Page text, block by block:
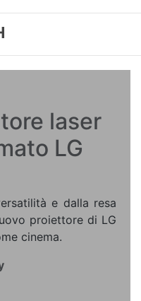
laser
LG
e dalla resa
proiettore di LG
cinema.